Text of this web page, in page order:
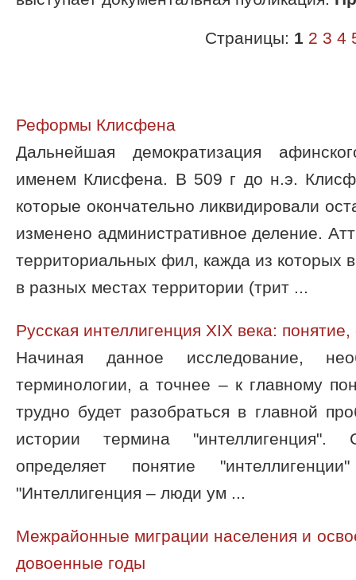
Страницы: 1 2 3 4
Реформы Клисфена
Дальнейшая демократизация
именем Клисфена. В 509 г до н.э.
которые окончательно ликвидировали
изменено административное деление.
территориальных фил, кажда из которых
в разных местах территории (трит ...
Русская интеллигенция XIX века:
Начиная данное исследование,
терминологии, а точнее – к главному
трудно будет разобраться в главной
истории термина
определяет понятие
"Интеллигенция – люди ум ...
Межрайонные миграции населения и
довоенные годы